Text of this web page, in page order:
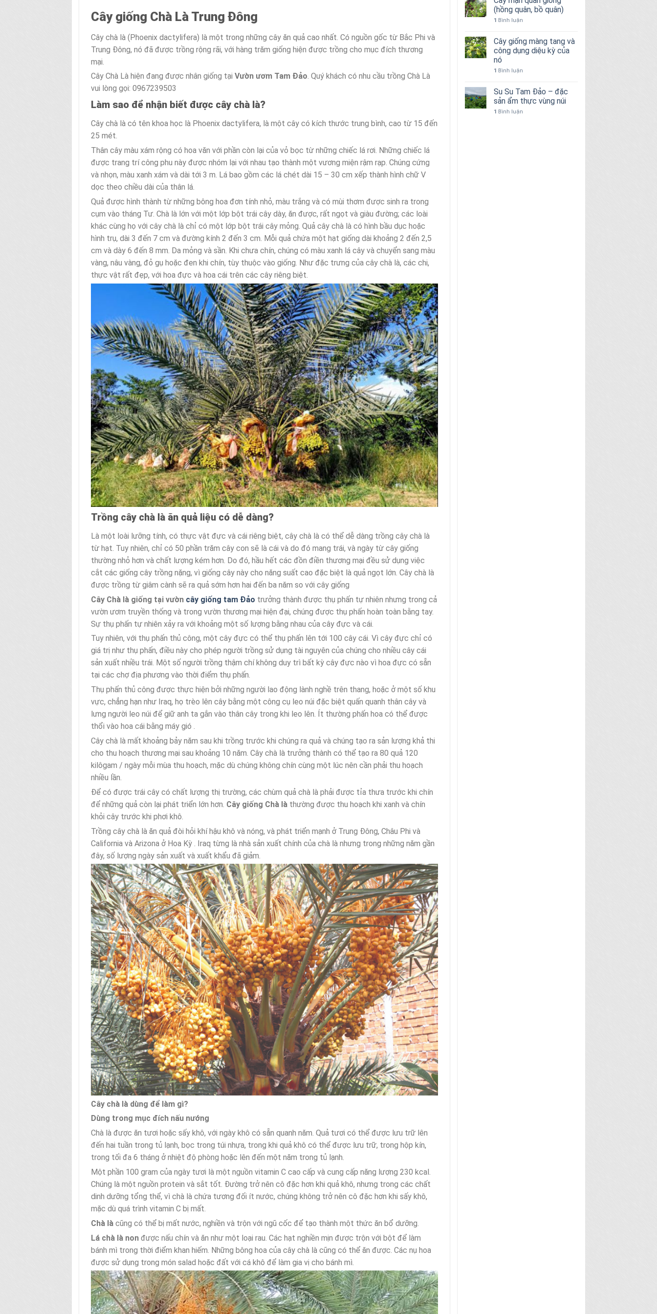
Cây giống Chà Là Trung Đông
Cây chà là (Phoenix dactylifera) là một trong những cây ăn quả cao nhất. Có nguồn gốc từ Bắc Phi và
Trung Đông, nó đã được trồng rộng rãi, với hàng trăm giống hiện được trồng cho mục đích thương
mại.
Cây Chà Là hiện đang được nhân giống tại Vườn ươm Tam Đảo. Quý khách có nhu cầu trồng Chà Là
vui lòng gọi: 0967239503
Làm sao để nhận biết được cây chà là?
Cây chà là có tên khoa học là Phoenix dactylifera, là một cây có kích thước trung bình, cao từ 15 đến
25 mét.
Thân cây màu xám rộng có hoa văn với phần còn lại của vỏ bọc từ những chiếc lá rơi. Những chiếc lá
được trang trí công phu này được nhóm lại với nhau tạo thành một vương miện rậm rạp. Chúng cứng
và nhọn, màu xanh xám và dài tới 3 m. Lá bao gồm các lá chét dài 15 – 30 cm xếp thành hình chữ V
dọc theo chiều dài của thân lá.
Quả được hình thành từ những bông hoa đơn tính nhỏ, màu trắng và có mùi thơm được sinh ra trong
cụm vào tháng Tư. Chà là lớn với một lớp bột trái cây dày, ăn được, rất ngọt và giàu đường; các loài
khác cùng họ với cây chà là chỉ có một lớp bột trái cây mỏng. Quả cây chà là có hình bầu dục hoặc
hình trụ, dài 3 đến 7 cm và đường kính 2 đến 3 cm. Mỗi quả chứa một hạt giống dài khoảng 2 đến 2,5
cm và dày 6 đến 8 mm. Da mỏng và sần. Khi chưa chín, chúng có màu xanh lá cây và chuyển sang màu
vàng, nâu vàng, đỏ gụ hoặc đen khi chín, tùy thuộc vào giống. Như đặc trưng của cây chà là, các chi,
thực vật rất đẹp, với hoa đực và hoa cái trên các cây riêng biệt.
Trồng cây chà là ăn quả liệu có dễ dàng?
Là một loài lưỡng tính, có thực vật đực và cái riêng biệt, cây chà là có thể dễ dàng trồng cây chà là
từ hạt. Tuy nhiên, chỉ có 50 phần trăm cây con sẽ là cái và do đó mang trái, và ngày từ cây giống
thường nhỏ hơn và chất lượng kém hơn. Do đó, hầu hết các đồn điền thương mại đều sử dụng việc
cắt các giống cây trồng nặng, vì giống cây này cho năng suất cao đặc biệt là quả ngọt lớn. Cây chà là
được trồng từ giâm cành sẽ ra quả sớm hơn hai đến ba năm so với cây giống
Cây Chà là giống tại vườn cây giống tam Đảo trưởng thành được thụ phấn tự nhiên nhưng trong cả
vườn ươm truyền thống và trong vườn thương mại hiện đại, chúng được thụ phấn hoàn toàn bằng tay.
Sự thụ phấn tự nhiên xảy ra với khoảng một số lượng bằng nhau của cây đực và cái.
Tuy nhiên, với thụ phấn thủ công, một cây đực có thể thụ phấn lên tới 100 cây cái. Vì cây đực chỉ có
giá trị như thụ phấn, điều này cho phép người trồng sử dụng tài nguyên của chúng cho nhiều cây cái
sản xuất nhiều trái. Một số người trồng thậm chí không duy trì bất kỳ cây đực nào vì hoa đực có sẵn
tại các chợ địa phương vào thời điểm thụ phấn.
Thụ phấn thủ công được thực hiện bởi những người lao động lành nghề trên thang, hoặc ở một số khu
vực, chẳng hạn như Iraq, họ trèo lên cây bằng một công cụ leo núi đặc biệt quấn quanh thân cây và
lưng người leo núi để giữ anh ta gắn vào thân cây trong khi leo lên. Ít thường phấn hoa có thể được
thổi vào hoa cái bằng máy gió .
Cây chà là mất khoảng bảy năm sau khi trồng trước khi chúng ra quả và chúng tạo ra sản lượng khả thi
cho thu hoạch thương mại sau khoảng 10 năm. Cây chà là trưởng thành có thể tạo ra 80 quả 120
kilôgam / ngày mỗi mùa thu hoạch, mặc dù chúng không chín cùng một lúc nên cần phải thu hoạch
nhiều lần.
Để có được trái cây có chất lượng thị trường, các chùm quả chà là phải được tỉa thưa trước khi chín
để những quả còn lại phát triển lớn hơn. Cây giống Chà là thường được thu hoạch khi xanh và chín
khỏi cây trước khi phơi khô.
Trồng cây chà là ăn quả đòi hỏi khí hậu khô và nóng, và phát triển mạnh ở Trung Đông, Châu Phi và
California và Arizona ở Hoa Kỳ . Iraq từng là nhà sản xuất chính của chà là nhưng trong những năm gần
đây, số lượng ngày sản xuất và xuất khẩu đã giảm.
Cây chà là dùng để làm gì?
Dùng trong mục đích nấu nướng
Chà là được ăn tươi hoặc sấy khô, với ngày khô có sẵn quanh năm. Quả tươi có thể được lưu trữ lên
đến hai tuần trong tủ lạnh, bọc trong túi nhựa, trong khi quả khô có thể được lưu trữ, trong hộp kín,
trong tối đa 6 tháng ở nhiệt độ phòng hoặc lên đến một năm trong tủ lạnh.
Một phần 100 gram của ngày tươi là một nguồn vitamin C cao cấp và cung cấp năng lượng 230 kcal.
Chúng là một nguồn protein và sắt tốt. Đường trở nên cô đặc hơn khi quả khô, nhưng trong các chất
dinh dưỡng tổng thể, vì chà là chứa tương đối ít nước, chúng không trở nên cô đặc hơn khi sấy khô,
mặc dù quá trình vitamin C bị mất.
Chà là cũng có thể bị mất nước, nghiền và trộn với ngũ cốc để tạo thành một thức ăn bổ dưỡng.
Lá chà là non được nấu chín và ăn như một loại rau. Các hạt nghiền mịn được trộn với bột để làm
bánh mì trong thời điểm khan hiếm. Những bông hoa của cây chà là cũng có thể ăn được. Các nụ hoa
được sử dụng trong món salad hoặc đất với cá khô để làm gia vị cho bánh mì.
(hồng quân, bồ quân)
1 Bình luận
Cây giống màng tang và
công dụng diệu kỳ của
nó
1 Bình luận
Su Su Tam Đảo – đặc
sản ẩm thực vùng núi
1 Bình luận